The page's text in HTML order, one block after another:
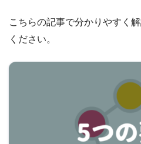
こちらの記事で分かりやすく
ください。